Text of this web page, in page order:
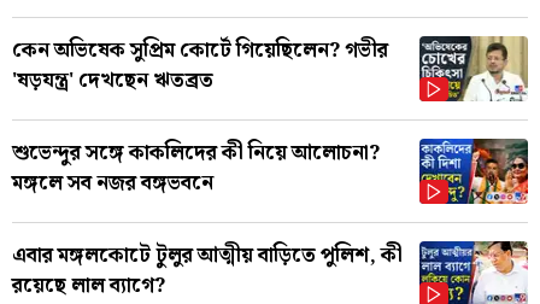
কেন অভিষেক সুপ্রিম কোর্টে গিয়েছিলেন? গভীর
'ষড়যন্ত্র' দেখছেন ঋতব্রত
শুভেন্দুর সঙ্গে কাকলিদের কী নিয়ে আলোচনা?
মঙ্গলে সব নজর বঙ্গভবনে
এবার মঙ্গলকোটে টুলুর আত্মীয় বাড়িতে পুলিশ, কী
রয়েছে লাল ব্যাগে?